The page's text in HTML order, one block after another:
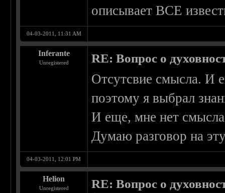
описывает ВСЕ
04-03-2011, 11:31 AM
Inferante
Unregistered RE: Вопрос о
Отсутсвие смысла. И
поэтому я выбрал
И еще, мне нет
Думаю разговор на
04-03-2011, 12:01 PM
Helion
Unregistered RE: Вопрос о